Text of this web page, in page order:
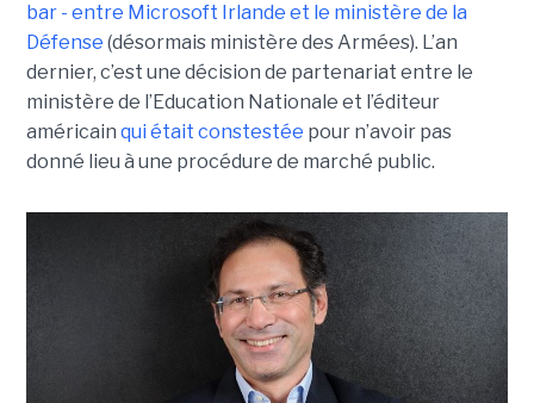
bar - entre Microsoft Irlande et le ministère de la
Défense (désormais ministère des Armées). L’an
dernier, c’est une décision de partenariat entre le
ministère de l’Education Nationale et l’éditeur
américain qui était constestée pour n’avoir pas
donné lieu à une procédure de marché public.